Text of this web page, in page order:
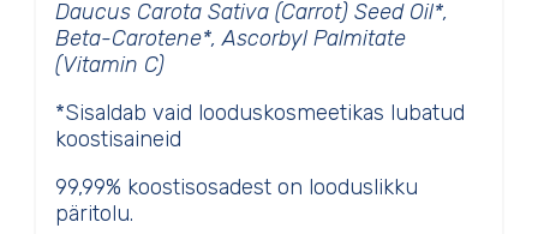
Daucus Carota Sativa (Carrot) Seed Oil*,
Beta-Carotene*, Ascorbyl Palmitate
(Vitamin C)
*Sisaldab vaid looduskosmeetikas lubatud
koostisaineid
99,99% koostisosadest on looduslikku
päritolu.